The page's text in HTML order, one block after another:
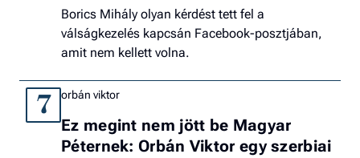
Borics Mihály olyan kérdést tett fel a
válságkezelés kapcsán Facebook-posztjában,
amit nem kellett volna.
7 orbán viktor
Ez megint nem jött be Magyar
Péternek: Orbán Viktor egy szerbiai